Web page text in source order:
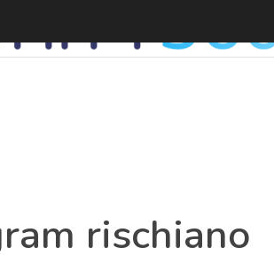
rischiano